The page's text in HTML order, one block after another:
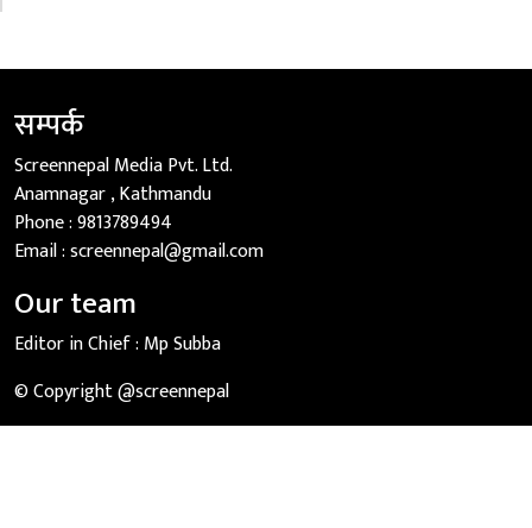
सम्पर्क
Screennepal Media Pvt. Ltd.
Anamnagar , Kathmandu
Phone :9813789494
Email :screennepal@gmail.com
Our team
Editor in Chief : Mp Subba
© Copyright @screennepal